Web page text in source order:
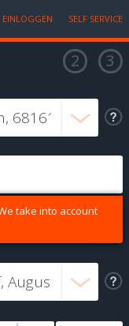
EINLOGGEN SELF SERVICE
take into account